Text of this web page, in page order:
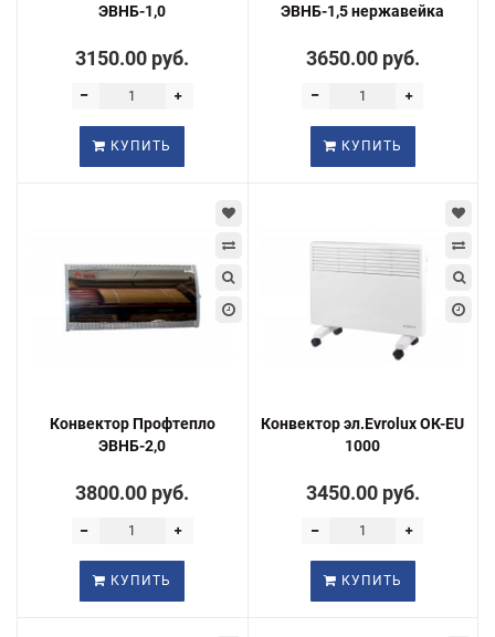
ЭВНБ-1,0
3150.00 руб.
КУПИТЬ
ЭВНБ-1,5 нержавейка
3650.00 руб.
КУПИТЬ
Конвектор Профтепло
ЭВНБ-2,0
3800.00 руб.
КУПИТЬ
Конвектор эл.Evrolux ОК-EU
1000
3450.00 руб.
КУПИТЬ